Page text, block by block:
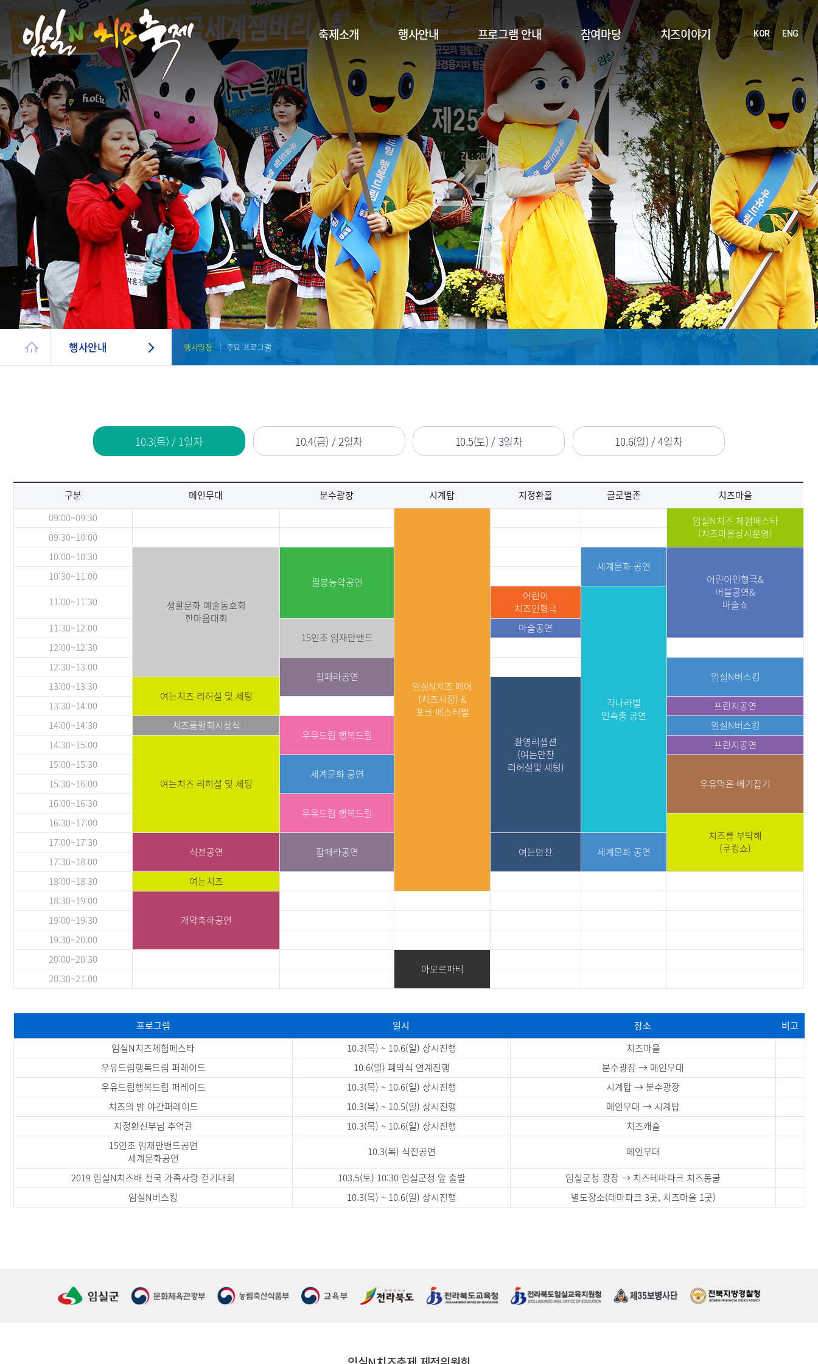
축제소개 행사안내 프로그램 안내 참여마당 치즈이야기 KOR ENG
행사안내 행사일정 주요 프로그램
10.3(목) / 1일차 10.4(금) / 2일차 10.5(토) / 3일차 10.6(일) / 4일차
구분 메인무대 분수광장 시계탑 지정환홀 글로벌존
치즈마을
09:00~09:30
임실N치즈 페어
(치즈시장) &
포크 페스티벌
임실N치즈 체험페스타
(치즈마을상시운영)
09:30~10:00
10:00~10:30
생활문화 예술동호회
한마음대회
필봉농악공연
세계문화 공연
어린이인형극&
버블공연&
마술쇼
10:30~11:00
11:00~11:30
어린이
치즈인형극
각나라별
민속춤 공연
11:30~12:00
15인조 임재만밴드
마술공연
12:00~12:30
12:30~13:00
팝페라공연 임실N버스킹
13:00~13:30
여는치즈 리허설 및 세팅
환영리셉션
(여는만찬
리허설및 세팅)
13:30~14:00
프린지공연
14:00~14:30
치즈품평회시상식
우유드림 행복드림
임실N버스킹
14:30~15:00
여는치즈 리허설 및 세팅
프린지공연
15:00~15:30
세계문화 공연
우유먹은 메기잡기
15:30~16:00
16:00~16:30
우유드림 행복드림
16:30~17:00
치즈를 부탁해
(쿠킹쇼)
17:00~17:30
식전공연 팝페라공연 여는만찬 세계문화 공연
17:30~18:00
18:00~18:30
여는치즈
18:30~19:00
개막축하공연
19:00~19:30
19:30~20:00
20:00~20:30
아모르파티
20:30~21:00
프로그램 일시 장소
비고
임실N치즈체험페스타
10.3(목) ~ 10.6(일) 상시진행
치즈마을
우유드림행복드림 퍼레이드
10.6(일) 폐막식 연계진행
분수광장 → 메인무대
우유드림행복드림 퍼레이드
10.3(목) ~ 10.6(일) 상시진행
시계탑 → 분수광장
치즈의 밤 야간퍼레이드
10.3(목) ~ 10.5(일) 상시진행
메인무대 → 시계탑
지정환신부님 추억관
10.3(목) ~ 10.6(일) 상시진행
치즈캐슬
15인조 임재만밴드공연
세계문화공연
10.3(목) 식전공연
메인무대
2019 임실N치즈배 전국 가족사랑 걷기대회
103.5(토) 10:30 임실군청 앞 출발
임실군청 광장 → 치즈테마파크 치즈동굴
임실N버스킹
10.3(목) ~ 10.6(일) 상시진행 별도장소(테마파크 3곳, 치즈마을 1곳)